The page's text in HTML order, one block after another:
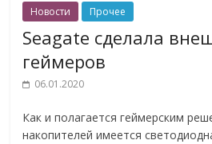
Новости Прочее
Seagate сделала
геймеров
06.01.2020
Как и полагается геймерским
накопителей имеется